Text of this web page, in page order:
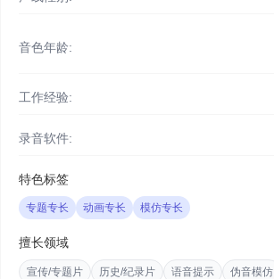
音色年龄:
工作经验:
录音软件:
特色标签
专题专长 动画专长 模仿专长
擅长领域
宣传/专题片 历史/纪录片 语音提示 伪音模仿